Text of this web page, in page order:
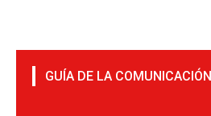
GUÍA DE LA COMUNICACIÓN